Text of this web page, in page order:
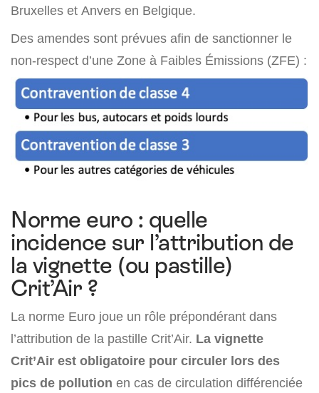
Bruxelles et Anvers en Belgique.
Des amendes sont prévues afin de sanctionner le
non-respect d’une Zone à Faibles Émissions (ZFE) :
Norme euro : quelle
incidence sur l’attribution de
la vignette (ou pastille)
Crit’Air ?
La norme Euro joue un rôle prépondérant dans
l’attribution de la pastille Crit’Air. La vignette
Crit’Air est obligatoire pour circuler lors des
pics de pollution en cas de circulation différenciée